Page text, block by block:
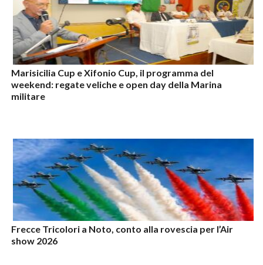
Marisicilia Cup e Xifonio Cup, il programma del
weekend: regate veliche e open day della Marina
militare
Frecce Tricolori a Noto, conto alla rovescia per l’Air
show 2026